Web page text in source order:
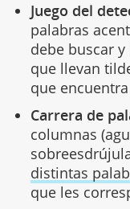
Juego del
palabras
debe buscar
que llevan
que
Carrera de
columnas
distintas
que les